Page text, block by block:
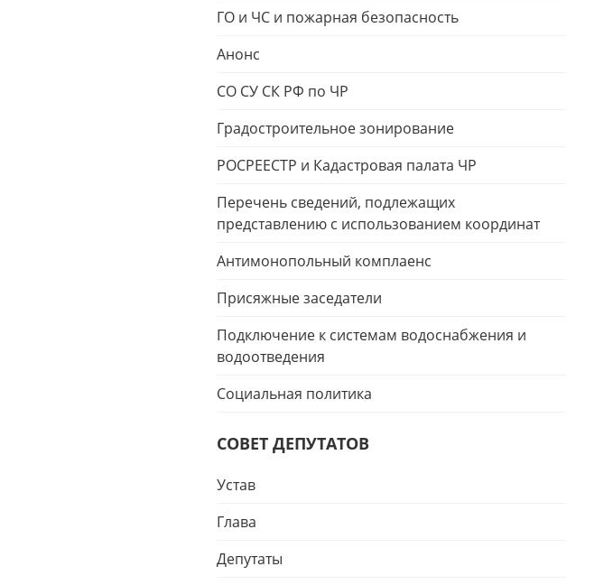
ГО и ЧС и пожарная безопасность
Анонс
СО СУ СК РФ по ЧР
Градостроительное зонирование
РОСРЕЕСТР и Кадастровая палата ЧР
Перечень сведений, подлежащих
представлению с использованием координат
Антимонопольный комплаенс
Присяжные заседатели
Подключение к системам водоснабжения и
водоотведения
Социальная политика
СОВЕТ ДЕПУТАТОВ
Устав
Глава
Депутаты